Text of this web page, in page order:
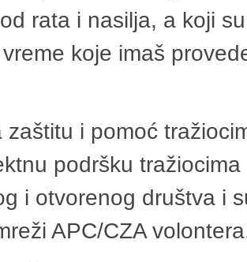
rata i nasilja, a koji
koje imaš
zaštitu i pomoć
podršku
i otvorenog društva i
APC/CZA